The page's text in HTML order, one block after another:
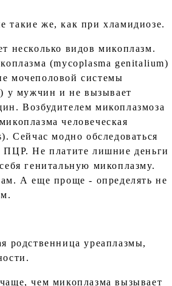
такие же, как при хламидиозе.
несколько видов микоплазм.
(mycoplasma genitalium)
мочеполовой системы
у мужчин и не вызывает
Возбудителем микоплазмоза
человеческая
Сейчас модно обследоваться
Не платите лишние деньги
генитальную микоплазму.
А еще проще - определять не
родственница уреаплазмы,
чем микоплазма вызывает